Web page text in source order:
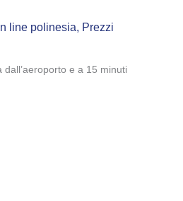
line polinesia, Prezzi
e a 15 minuti